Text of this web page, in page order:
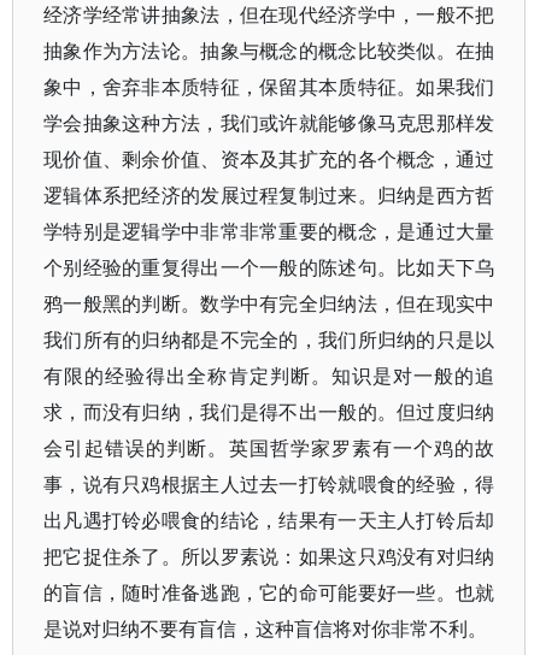
经济学经常讲抽象法，但在现代经济学中，一般不把
抽象作为方法论。抽象与概念的概念比较类似。在抽
象中，舍弃非本质特征，保留其本质特征。如果我们
学会抽象这种方法，我们或许就能够像马克思那样发
现价值、剩余价值、资本及其扩充的各个概念，通过
逻辑体系把经济的发展过程复制过来。归纳是西方哲
学特别是逻辑学中非常非常重要的概念，是通过大量
个别经验的重复得出一个一般的陈述句。比如天下乌
鸦一般黑的判断。数学中有完全归纳法，但在现实中
我们所有的归纳都是不完全的，我们所归纳的只是以
有限的经验得出全称肯定判断。知识是对一般的追
求，而没有归纳，我们是得不出一般的。但过度归纳
会引起错误的判断。英国哲学家罗素有一个鸡的故
事，说有只鸡根据主人过去一打铃就喂食的经验，得
出凡遇打铃必喂食的结论，结果有一天主人打铃后却
把它捉住杀了。所以罗素说：如果这只鸡没有对归纳
的盲信，随时准备逃跑，它的命可能要好一些。也就
是说对归纳不要有盲信，这种盲信将对你非常不利。